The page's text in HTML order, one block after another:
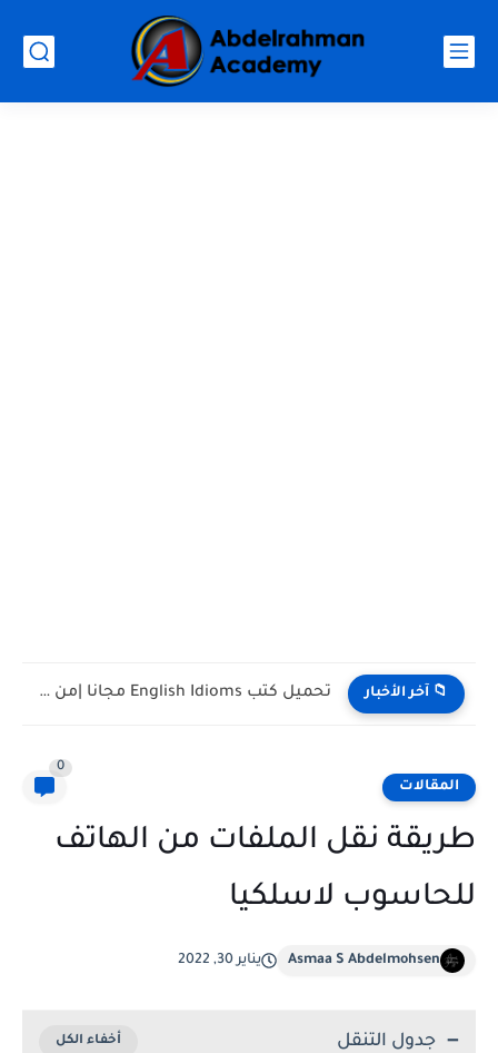
📁 آخر الأخبار تحميل كتب تدريس اللغة الإنجليزية PDF مجانا | TESOL وTEFL
المقالات
0
طريقة نقل الملفات من الهاتف
للحاسوب لاسلكيا
Asmaa S Abdelmohsen يناير 30, 2022
جدول التنقل